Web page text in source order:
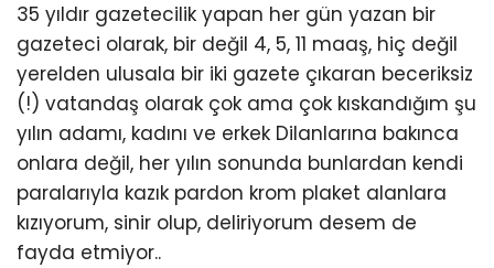
35 yıldır gazetecilik yapan her gün yazan bir
gazeteci olarak, bir değil 4, 5, 11 maaş, hiç değil
yerelden ulusala bir iki gazete çıkaran beceriksiz
(!) vatandaş olarak çok ama çok kıskandığım şu
yılın adamı, kadını ve erkek Dilanlarına bakınca
onlara değil, her yılın sonunda bunlardan kendi
paralarıyla kazık pardon krom plaket alanlara
kızıyorum, sinir olup, deliriyorum desem de
fayda etmiyor..